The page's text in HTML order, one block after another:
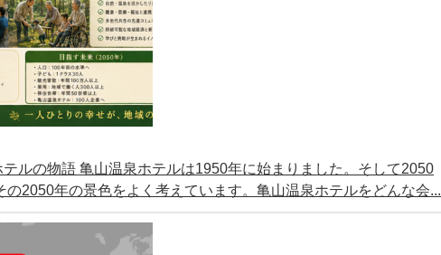
ルの物語 亀山温泉ホテルは1950年に始まりました。そして2050
2050年の景色をよく考えています。亀山温泉ホテルをどんな会...